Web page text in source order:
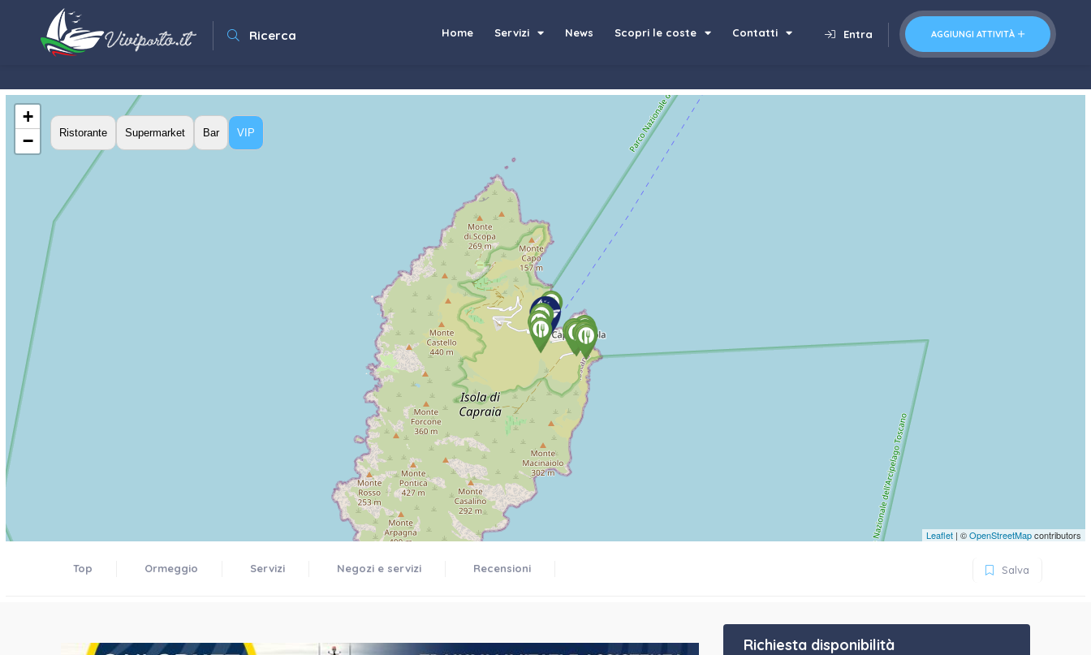
Ricerca AGGIUNGI ATTIVITÀ
Entra
Home Servizi News Scopri le coste Contatti
Ristorante Supermarket Bar VIP
+
−
Leaflet | ©OpenStreetMapcontributors
Top Ormeggio Servizi Negozi e servizi Recensioni Salva
Richiesta disponibilità